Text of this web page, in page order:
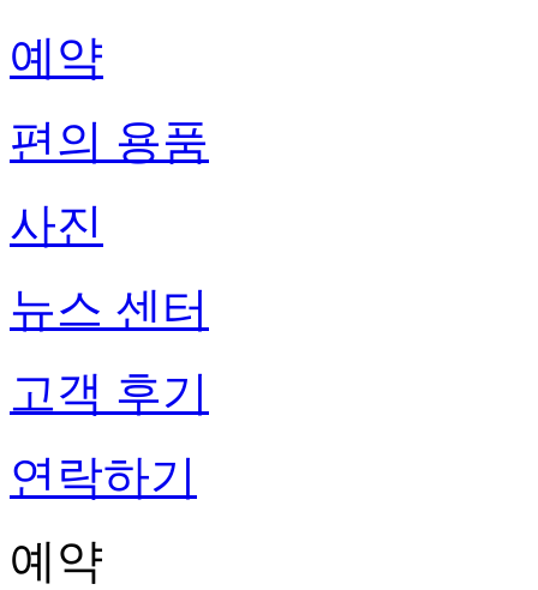
예약
편의 용품
사진
뉴스 센터
고객 후기
연락하기
예약